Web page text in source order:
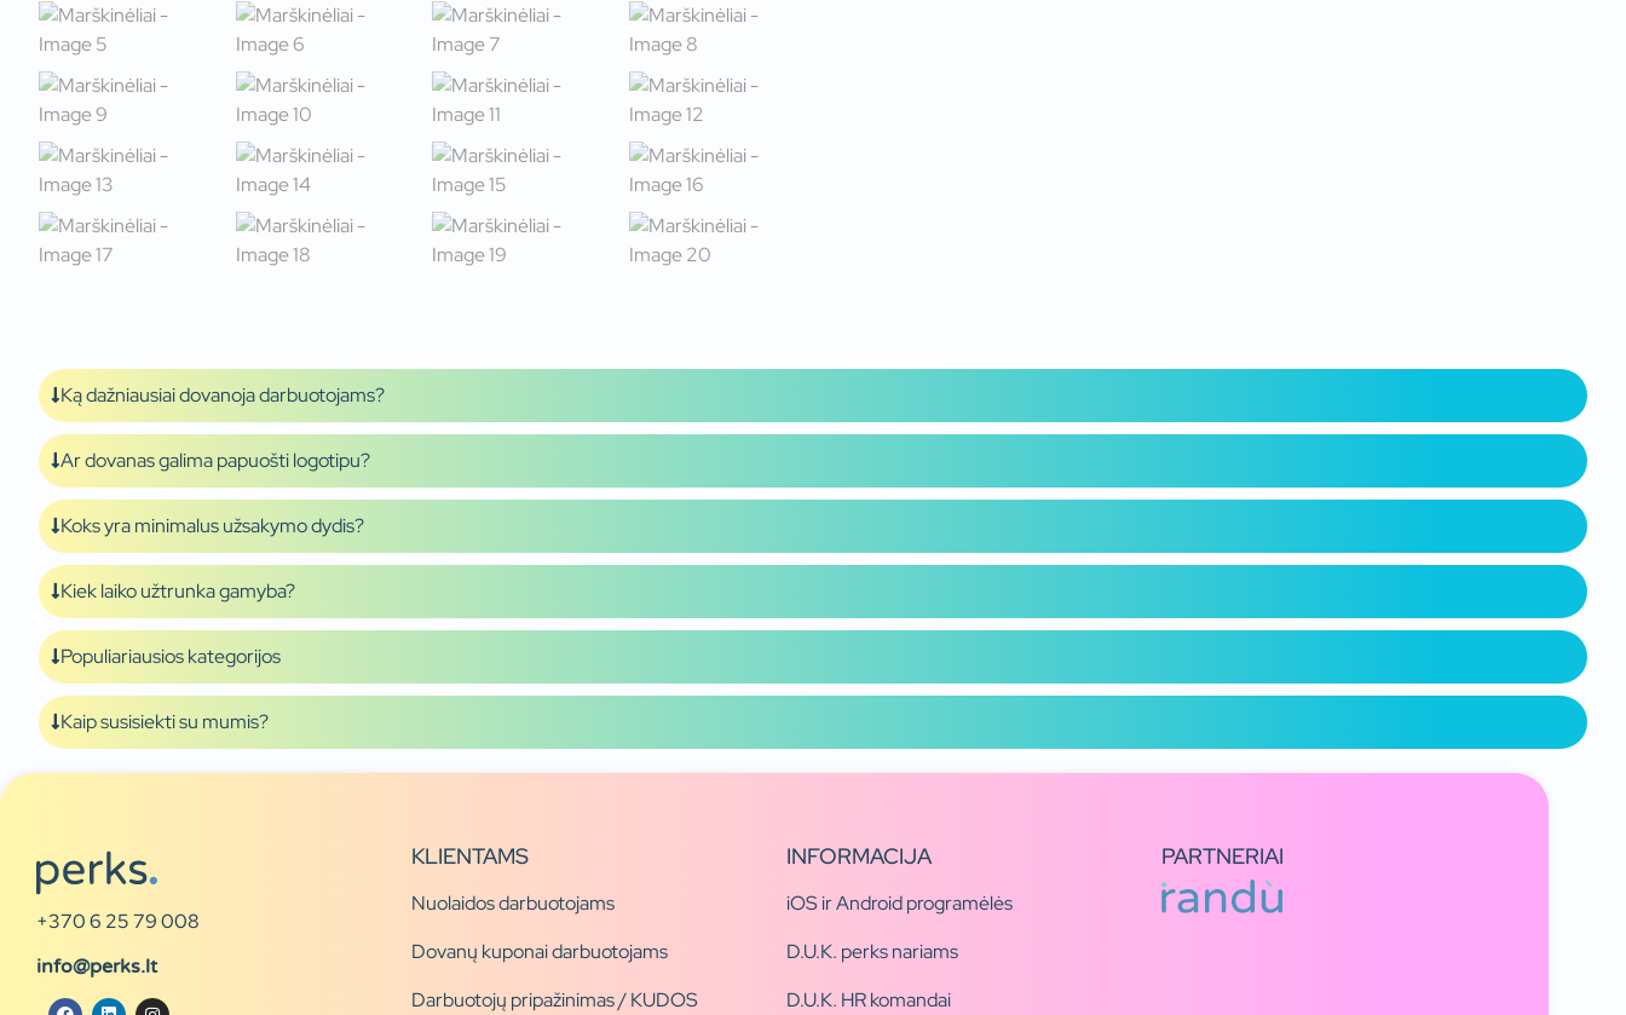
Ką dažniausiai dovanoja darbuotojams?
Ar dovanas galima papuošti logotipu?
Koks yra minimalus užsakymo dydis?
Kiek laiko užtrunka gamyba?
Populiariausios kategorijos
Kaip susisiekti su mumis?
+370 6 25 79 008
info@perks.lt
KLIENTAMS
Nuolaidos darbuotojams
Dovanų kuponai darbuotojams
Darbuotojų pripažinimas / KUDOS
INFORMACIJA
iOS ir Android programėlės
D.U.K. perks nariams
D.U.K. HR komandai
PARTNERIAI